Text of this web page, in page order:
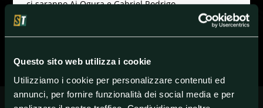
Questo sito web utilizza i cookie
Utilizziamo i cookie per personalizzare contenuti ed
annunci, per fornire funzionalità dei social media e per
ci saranno Ai Ogura e Gabriel Rodrigo.